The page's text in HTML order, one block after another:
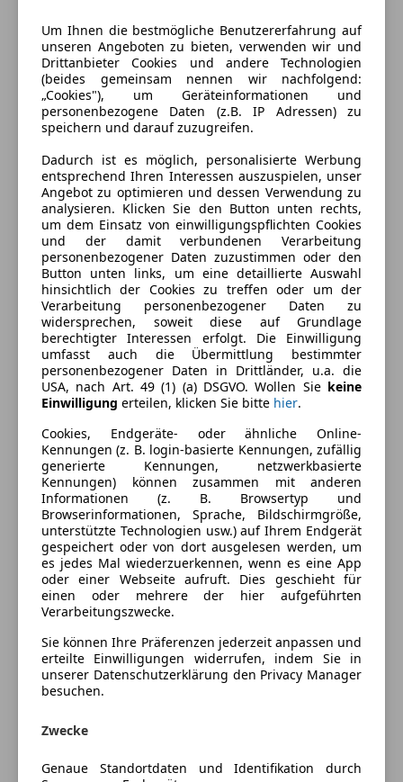
Energieverbrauch
Schadstoffklasse
Euro 6
Anderer Energieträger
Strom
CO₂-Emissionen
0 g/km (komb.)
Elektrische Reichweite
515 km
Ausstattung
Komfort
360° Kamera
Armlehne
Beheizbares Lenkrad
Einparkhilfe
Einparkhilfe Rückfahrkamera
Einparkhilfe selbstlenkendes System
Einparkhilfe Sensoren hinten
Elektrische Fensterheber
Elektrische Seitenspiegel
Mehr anzeigen
Farbe und Innenausstattung
Außenfarbe
Farbe laut Hersteller
Metalliclack
obsidianschwarz
Farbe der
Innenausstattung
Um Ihnen die bestmögliche Benutzererfahrung auf
unseren Angeboten zu bieten, verwenden wir und
Drittanbieter Cookies und andere Technologien
(beides gemeinsam nennen wir nachfolgend:
„Cookies"), um Geräteinformationen und
personenbezogene Daten (z.B. IP Adressen) zu
speichern und darauf zuzugreifen.
Dadurch ist es möglich, personalisierte Werbung
entsprechend Ihren Interessen auszuspielen, unser
Angebot zu optimieren und dessen Verwendung zu
analysieren. Klicken Sie den Button unten rechts,
um dem Einsatz von einwilligungspflichten Cookies
und der damit verbundenen Verarbeitung
personenbezogener Daten zuzustimmen oder den
Button unten links, um eine detaillierte Auswahl
hinsichtlich der Cookies zu treffen oder um der
Verarbeitung personenbezogener Daten zu
widersprechen, soweit diese auf Grundlage
berechtigter Interessen erfolgt. Die Einwilligung
umfasst auch die Übermittlung bestimmter
personenbezogener Daten in Drittländer, u.a. die
USA, nach Art. 49 (1) (a) DSGVO. Wollen Sie keine
Einwilligung erteilen, klicken Sie bitte hier.
Cookies, Endgeräte- oder ähnliche Online-
Kennungen (z. B. login-basierte Kennungen, zufällig
generierte Kennungen, netzwerkbasierte
Kennungen) können zusammen mit anderen
Informationen (z. B. Browsertyp und
Browserinformationen, Sprache, Bildschirmgröße,
unterstützte Technologien usw.) auf Ihrem Endgerät
gespeichert oder von dort ausgelesen werden, um
es jedes Mal wiederzuerkennen, wenn es eine App
oder einer Webseite aufruft. Dies geschieht für
einen oder mehrere der hier aufgeführten
Verarbeitungszwecke.
Sie können Ihre Präferenzen jederzeit anpassen und
erteilte Einwilligungen widerrufen, indem Sie in
unserer Datenschutzerklärung den Privacy Manager
besuchen.
Zwecke
Genaue Standortdaten und Identifikation durch